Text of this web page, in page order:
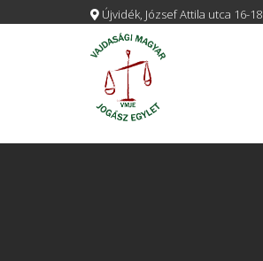
Újvidék, József Attila utca 16-18